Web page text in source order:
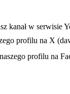
w nowej karcie
kanał w serwisie
profilu na X
w nowej karcieprofilu na